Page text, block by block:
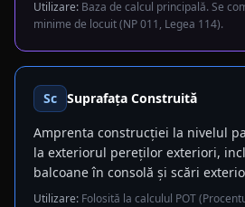
Utilizare: Baza de calcul principală. Se
minime de locuit (NP 011, Legea 114).
Sc Suprafața Construită
Amprenta construcției la nivelul
la exteriorul pereților exteriori,
balcoane în consolă și scări
Utilizare: Folosită la calculul POT